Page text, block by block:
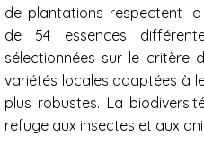
de plantations respectent la
de 54 essences
sélectionnées sur le critère
variétés locales adaptées à
plus robustes. La
refuge aux insectes et aux